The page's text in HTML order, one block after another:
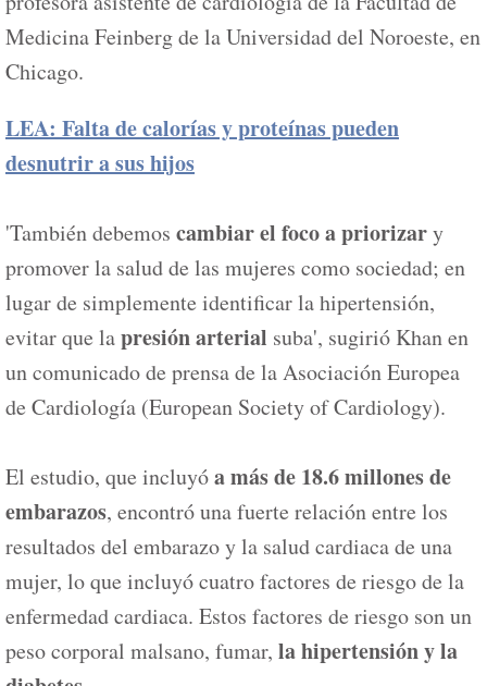
Medicina Feinberg de la Universidad del Noroeste, en
Chicago.
LEA: Falta de calorías y proteínas pueden
desnutrir a sus hijos
'También debemos cambiar el foco a priorizary
promover la salud de las mujeres como sociedad; en
lugar de simplemente identificar la hipertensión,
evitar que lapresión arterial suba', sugirió Khan en
un comunicado de prensa de la Asociación Europea
de Cardiología (European Society of Cardiology).
El estudio, que incluyóa más de 18.6 millones de
embarazos, encontró una fuerte relación entre los
resultados del embarazo y la salud cardiaca de una
mujer, lo que incluyó cuatro factores de riesgo de la
enfermedad cardiaca. Estos factores de riesgo son un
peso corporal malsano, fumar, la hipertensión y la